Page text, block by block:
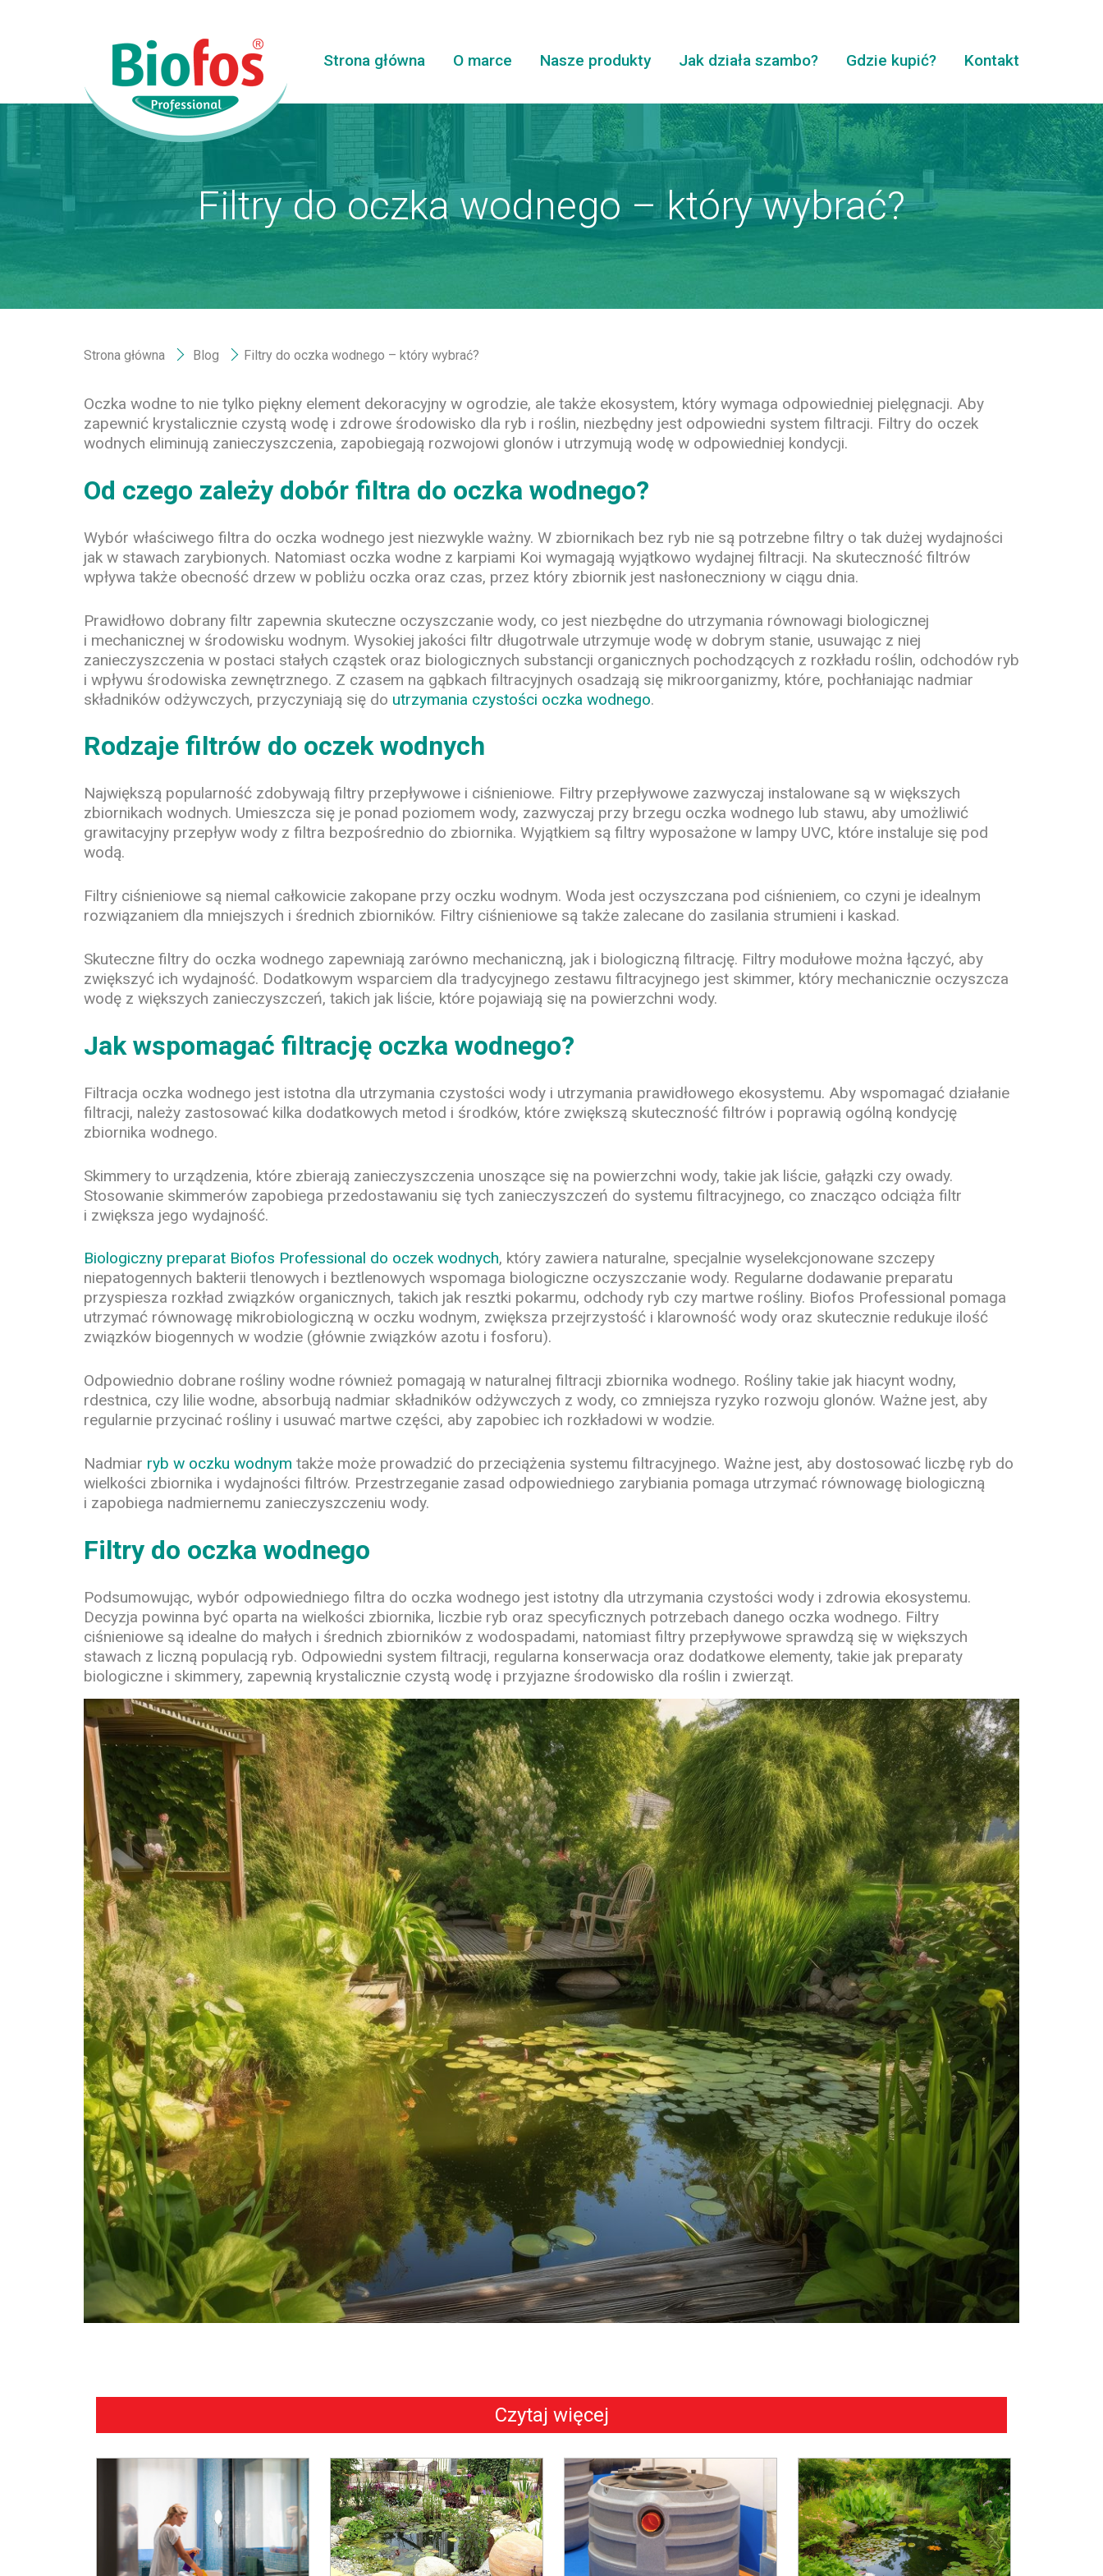
Strona główna O marce Nasze produkty Jak działa szambo? Gdzie kupić? Kontakt
Filtry do oczka wodnego – który wybrać?
Strona główna Blog Filtry do oczka wodnego – który wybrać?
Oczka wodne to nie tylko piękny element dekoracyjny w ogrodzie, ale także ekosystem, który wymaga odpowiedniej pielęgnacji. Aby
zapewnić krystalicznie czystą wodę i zdrowe środowisko dla ryb i roślin, niezbędny jest odpowiedni system filtracji. Filtry do oczek
wodnych eliminują zanieczyszczenia, zapobiegają rozwojowi glonów i utrzymują wodę w odpowiedniej kondycji.
Od czego zależy dobór filtra do oczka wodnego?
Wybór właściwego filtra do oczka wodnego jest niezwykle ważny. W zbiornikach bez ryb nie są potrzebne filtry o tak dużej wydajności
jak w stawach zarybionych. Natomiast oczka wodne z karpiami Koi wymagają wyjątkowo wydajnej filtracji. Na skuteczność filtrów
wpływa także obecność drzew w pobliżu oczka oraz czas, przez który zbiornik jest nasłoneczniony w ciągu dnia.
Prawidłowo dobrany filtr zapewnia skuteczne oczyszczanie wody, co jest niezbędne do utrzymania równowagi biologicznej
i mechanicznej w środowisku wodnym. Wysokiej jakości filtr długotrwale utrzymuje wodę w dobrym stanie, usuwając z niej
zanieczyszczenia w postaci stałych cząstek oraz biologicznych substancji organicznych pochodzących z rozkładu roślin, odchodów ryb
i wpływu środowiska zewnętrznego. Z czasem na gąbkach filtracyjnych osadzają się mikroorganizmy, które, pochłaniając nadmiar
składników odżywczych, przyczyniają się do utrzymania czystości oczka wodnego.
Rodzaje filtrów do oczek wodnych
Największą popularność zdobywają filtry przepływowe i ciśnieniowe. Filtry przepływowe zazwyczaj instalowane są w większych
zbiornikach wodnych. Umieszcza się je ponad poziomem wody, zazwyczaj przy brzegu oczka wodnego lub stawu, aby umożliwić
grawitacyjny przepływ wody z filtra bezpośrednio do zbiornika. Wyjątkiem są filtry wyposażone w lampy UVC, które instaluje się pod
wodą.
Filtry ciśnieniowe są niemal całkowicie zakopane przy oczku wodnym. Woda jest oczyszczana pod ciśnieniem, co czyni je idealnym
rozwiązaniem dla mniejszych i średnich zbiorników. Filtry ciśnieniowe są także zalecane do zasilania strumieni i kaskad.
Skuteczne filtry do oczka wodnego zapewniają zarówno mechaniczną, jak i biologiczną filtrację. Filtry modułowe można łączyć, aby
zwiększyć ich wydajność. Dodatkowym wsparciem dla tradycyjnego zestawu filtracyjnego jest skimmer, który mechanicznie oczyszcza
wodę z większych zanieczyszczeń, takich jak liście, które pojawiają się na powierzchni wody.
Jak wspomagać filtrację oczka wodnego?
Filtracja oczka wodnego jest istotna dla utrzymania czystości wody i utrzymania prawidłowego ekosystemu. Aby wspomagać działanie
filtracji, należy zastosować kilka dodatkowych metod i środków, które zwiększą skuteczność filtrów i poprawią ogólną kondycję
zbiornika wodnego.
Skimmery to urządzenia, które zbierają zanieczyszczenia unoszące się na powierzchni wody, takie jak liście, gałązki czy owady.
Stosowanie skimmerów zapobiega przedostawaniu się tych zanieczyszczeń do systemu filtracyjnego, co znacząco odciąża filtr
i zwiększa jego wydajność.
Biologiczny preparat Biofos Professional do oczek wodnych, który zawiera naturalne, specjalnie wyselekcjonowane szczepy
niepatogennych bakterii tlenowych i beztlenowych wspomaga biologiczne oczyszczanie wody. Regularne dodawanie preparatu
przyspiesza rozkład związków organicznych, takich jak resztki pokarmu, odchody ryb czy martwe rośliny. Biofos Professional pomaga
utrzymać równowagę mikrobiologiczną w oczku wodnym, zwiększa przejrzystość i klarowność wody oraz skutecznie redukuje ilość
związków biogennych w wodzie (głównie związków azotu i fosforu).
Odpowiednio dobrane rośliny wodne również pomagają w naturalnej filtracji zbiornika wodnego. Rośliny takie jak hiacynt wodny,
rdestnica, czy lilie wodne, absorbują nadmiar składników odżywczych z wody, co zmniejsza ryzyko rozwoju glonów. Ważne jest, aby
regularnie przycinać rośliny i usuwać martwe części, aby zapobiec ich rozkładowi w wodzie.
Nadmiar ryb w oczku wodnym także może prowadzić do przeciążenia systemu filtracyjnego. Ważne jest, aby dostosować liczbę ryb do
wielkości zbiornika i wydajności filtrów. Przestrzeganie zasad odpowiedniego zarybiania pomaga utrzymać równowagę biologiczną
i zapobiega nadmiernemu zanieczyszczeniu wody.
Filtry do oczka wodnego
Podsumowując, wybór odpowiedniego filtra do oczka wodnego jest istotny dla utrzymania czystości wody i zdrowia ekosystemu.
Decyzja powinna być oparta na wielkości zbiornika, liczbie ryb oraz specyficznych potrzebach danego oczka wodnego. Filtry
ciśnieniowe są idealne do małych i średnich zbiorników z wodospadami, natomiast filtry przepływowe sprawdzą się w większych
stawach z liczną populacją ryb. Odpowiedni system filtracji, regularna konserwacja oraz dodatkowe elementy, takie jak preparaty
biologiczne i skimmery, zapewnią krystalicznie czystą wodę i przyjazne środowisko dla roślin i zwierząt.
Czytaj więcej